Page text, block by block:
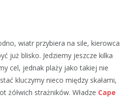
wiatr przybiera na sile, kierowca
już blisko. Jedziemy jeszcze kilka
cel, jednak plaży jako takiej nie
kluczymy nieco między skałami,
żółwich strażników. Władze Cape